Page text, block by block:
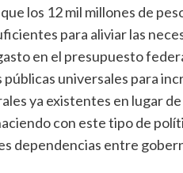
los 12 mil millones de
para aliviar las
en el presupuesto
universales para
ya existentes en lugar
con este tipo de
dependencias entre